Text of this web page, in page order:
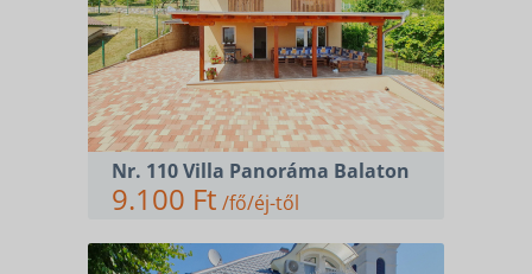
Nr. 110 Villa Panoráma Balaton
9.100 Ft /fő/éj-től